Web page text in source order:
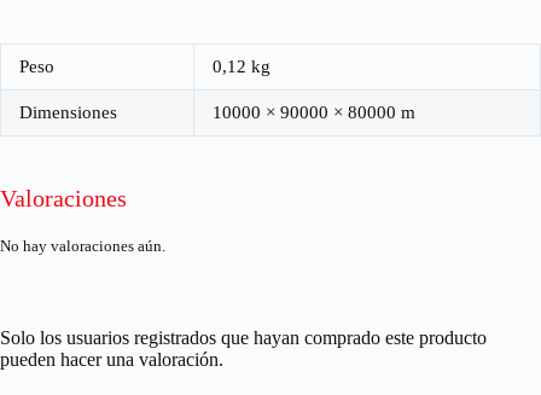
Peso 0,12 kg
Dimensiones 10000 × 90000 × 80000 m
Valoraciones
No hay valoraciones aún.
Solo los usuarios registrados que hayan comprado este producto
pueden hacer una valoración.